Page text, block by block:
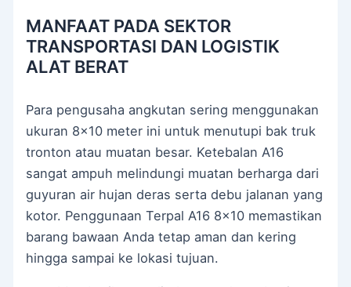
MANFAAT PADA SEKTOR
TRANSPORTASI DAN LOGISTIK
ALAT BERAT
Para pengusaha angkutan sering menggunakan
ukuran 8×10 meter ini untuk menutupi bak truk
tronton atau muatan besar. Ketebalan A16
sangat ampuh melindungi muatan berharga dari
guyuran air hujan deras serta debu jalanan yang
kotor. Penggunaan Terpal A16 8×10 memastikan
barang bawaan Anda tetap aman dan kering
hingga sampai ke lokasi tujuan.